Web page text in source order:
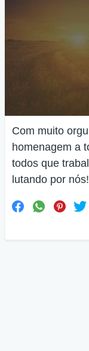
Com muito
homenagem a
todos que
lutando por nós!